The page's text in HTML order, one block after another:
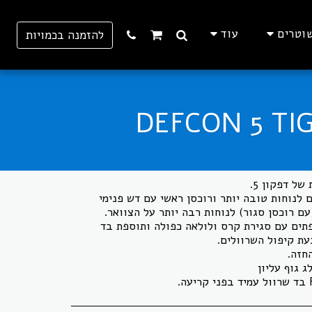
עוד להזמנה בכמויות
לנוחות טובה יותר ורוכסן ראשי עם דש פנימי
עם סגירת קרס ולולאה כפולה ותוספת בד